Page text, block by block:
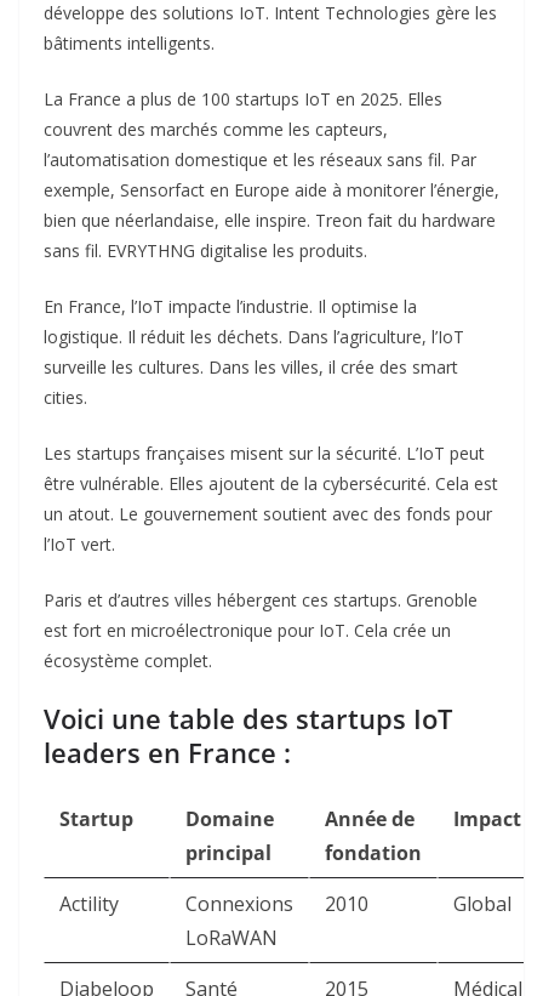
développe des solutions IoT. Intent Technologies gère les
bâtiments intelligents.
La France a plus de 100 startups IoT en 2025. Elles
couvrent des marchés comme les capteurs,
l’automatisation domestique et les réseaux sans fil. Par
exemple, Sensorfact en Europe aide à monitorer l’énergie,
bien que néerlandaise, elle inspire. Treon fait du hardware
sans fil. EVRYTHNG digitalise les produits.
En France, l’IoT impacte l’industrie. Il optimise la
logistique. Il réduit les déchets. Dans l’agriculture, l’IoT
surveille les cultures. Dans les villes, il crée des smart
cities.
Les startups françaises misent sur la sécurité. L’IoT peut
être vulnérable. Elles ajoutent de la cybersécurité. Cela est
un atout. Le gouvernement soutient avec des fonds pour
l’IoT vert.
Paris et d’autres villes hébergent ces startups. Grenoble
est fort en microélectronique pour IoT. Cela crée un
écosystème complet.
Voici une table des startups IoT
leaders en France :
Startup
Domaine
principal
Année de
fondation
Impact
Actility
Connexions
LoRaWAN
2010 Global
Diabeloop Santé 2015 Médical